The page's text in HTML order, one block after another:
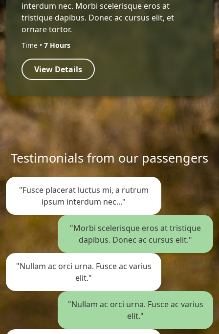
interdum nec. Morbi scelerisque eros at
tristique dapibus. Donec ac cursus elit, et
ornare tortor.
Time • 7 Hours
View Details
Testimonials from our passengers
"Fusce placerat luctus mi, a rutrum
ipsum interdum nec..."
"Morbi scelerisque eros at tristique
dapibus. Donec ac cursus elit."
"Nullam ac orci urna. Fusce ac varius
elit."
"Nullam ac orci urna. Fusce ac varius
elit."